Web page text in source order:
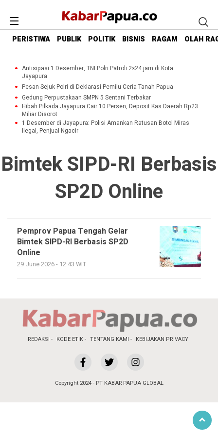
PERISTIWA PUBLIK POLITIK BISNIS RAGAM OLAH
Antisipasi 1 Desember, TNI Polri Patroli 2×24 jam di Kota
Jayapura
Pesan Sejuk Polri di Deklarasi Pemilu Ceria Tanah Papua
Gedung Perpustakaan SMPN 5 Sentani Terbakar
Hibah Pilkada Jayapura Cair 10 Persen, Deposit Kas Daerah Rp23
Miliar Disorot
1 Desember di Jayapura: Polisi Amankan Ratusan Botol Miras
Ilegal, Penjual Ngacir
Bimtek SIPD-RI Berbasis
SP2D Online
Pemprov Papua Tengah Gelar
Bimtek SIPD-RI Berbasis SP2D
Online
29 June 2026 - 12:43 WIT
REDAKSI KODE ETIK TENTANG KAMI KEBIJAKAN PRIVACY
Copyright 2024 - PT KABAR PAPUA GLOBAL